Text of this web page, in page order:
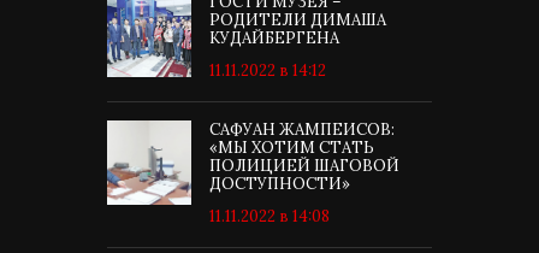
РОДИТЕЛИ ДИМАША
КУДАЙБЕРГЕНА
11.11.2022 в 14:12
САФУАН ЖАМПЕИСОВ:
«МЫ ХОТИМ СТАТЬ
ПОЛИЦИЕЙ ШАГОВОЙ
ДОСТУПНОСТИ»
11.11.2022 в 14:08